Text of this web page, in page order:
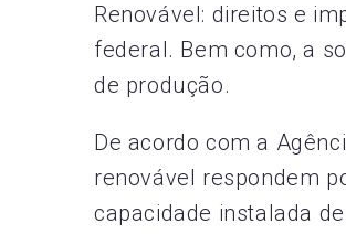
Renovável: direitos e
federal. Bem como, a
de produção.
De acordo com a
renovável respondem
capacidade instalada